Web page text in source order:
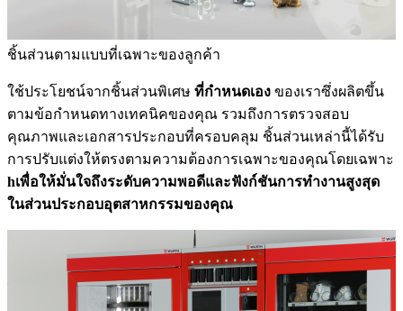
ชิ้นส่วนตามแบบที่เฉพาะของลูกค้า
ใช้ประโยชน์จากชิ้นส่วนพิเศษ ที่กำหนดเอง ของเราซึ่งผลิตขึ้น
ตามข้อกำหนดทางเทคนิคของคุณ รวมถึงการตรวจสอบ
คุณภาพและเอกสารประกอบที่ครอบคลุม ชิ้นส่วนเหล่านี้ได้รับ
การปรับแต่งให้ตรงตามความต้องการเฉพาะของคุณโดยเฉพาะ
hเพื่อให้มั่นใจถึงระดับความพอดีและฟังก์ชันการทำงานสูงสุด
ในส่วนประกอบอุตสาหกรรมของคุณ